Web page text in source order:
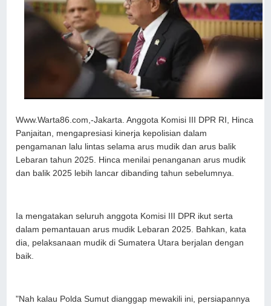
Www.Warta86.com,-Jakarta. Anggota Komisi III DPR RI, Hinca
Panjaitan, mengapresiasi kinerja kepolisian dalam
pengamanan lalu lintas selama arus mudik dan arus balik
Lebaran tahun 2025. Hinca menilai penanganan arus mudik
dan balik 2025 lebih lancar dibanding tahun sebelumnya.
Ia mengatakan seluruh anggota Komisi III DPR ikut serta
dalam pemantauan arus mudik Lebaran 2025. Bahkan, kata
dia, pelaksanaan mudik di Sumatera Utara berjalan dengan
baik.
"Nah kalau Polda Sumut dianggap mewakili ini, persiapannya